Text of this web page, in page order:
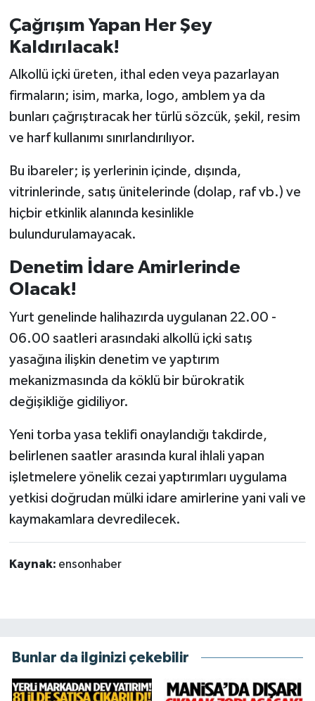
Çağrışım Yapan Her Şey
Kaldırılacak!
Alkollü içki üreten, ithal eden veya pazarlayan
firmaların; isim, marka, logo, amblem ya da
bunları çağrıştıracak her türlü sözcük, şekil, resim
ve harf kullanımı sınırlandırılıyor.
Bu ibareler; iş yerlerinin içinde, dışında,
vitrinlerinde, satış ünitelerinde (dolap, raf vb.) ve
hiçbir etkinlik alanında kesinlikle
bulundurulamayacak.
Denetim İdare Amirlerinde
Olacak!
Yurt genelinde halihazırda uygulanan 22.00 -
06.00 saatleri arasındaki alkollü içki satış
yasağına ilişkin denetim ve yaptırım
mekanizmasında da köklü bir bürokratik
değişikliğe gidiliyor.
Yeni torba yasa teklifi onaylandığı takdirde,
belirlenen saatler arasında kural ihlali yapan
işletmelere yönelik cezai yaptırımları uygulama
yetkisi doğrudan mülki idare amirlerine yani vali ve
kaymakamlara devredilecek.
Kaynak: ensonhaber
Bunlar da ilginizi çekebilir